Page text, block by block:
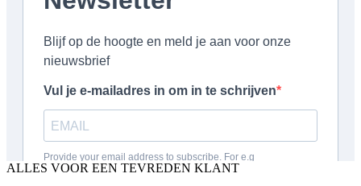
ALLES VOOR EEN TEVREDEN KLANT